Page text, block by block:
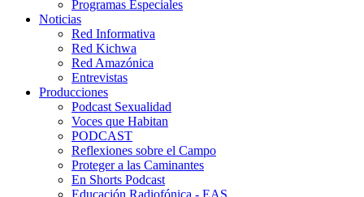
Programas Especiales
Noticias
Red Informativa
Red Kichwa
Red Amazónica
Entrevistas
Producciones
Podcast Sexualidad
Voces que Habitan
PODCAST
Reflexiones sobre el Campo
Proteger a las Caminantes
En Shorts Podcast
Educación Radiofónica - EAS